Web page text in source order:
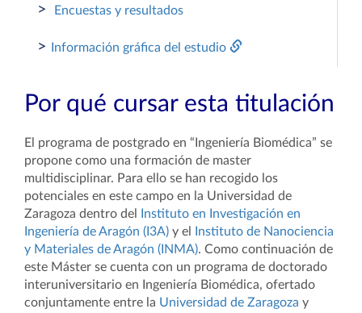
> Encuestas y resultados
> Información gráfica del estudio
Por qué cursar esta titulación
El programa de postgrado en “Ingeniería Biomédica” se
propone como una formación de master
multidisciplinar. Para ello se han recogido los
potenciales en este campo en la Universidad de
Zaragoza dentro del
Instituto en Investigación en
Ingeniería de Aragón (I3A) y el
Instituto de Nanociencia
y Materiales de Aragón (INMA). Como continuación de
este Máster se cuenta con un programa de doctorado
interuniversitario en Ingeniería Biomédica, ofertado
conjuntamente entre la Universidad de Zaragoza y